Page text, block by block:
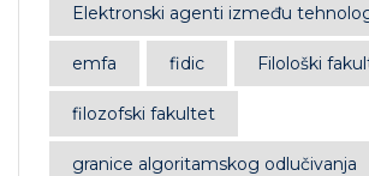
Elektronski agenti između
emfa fidic Filološki
filozofski fakultet
granice algoritamskog odlučivanja